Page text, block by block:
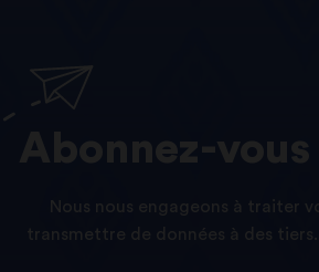
Abonnez-vous
Nous nous engageons à traiter
transmettre de données à des